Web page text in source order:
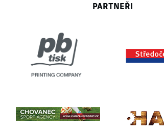
PARTNEŘI